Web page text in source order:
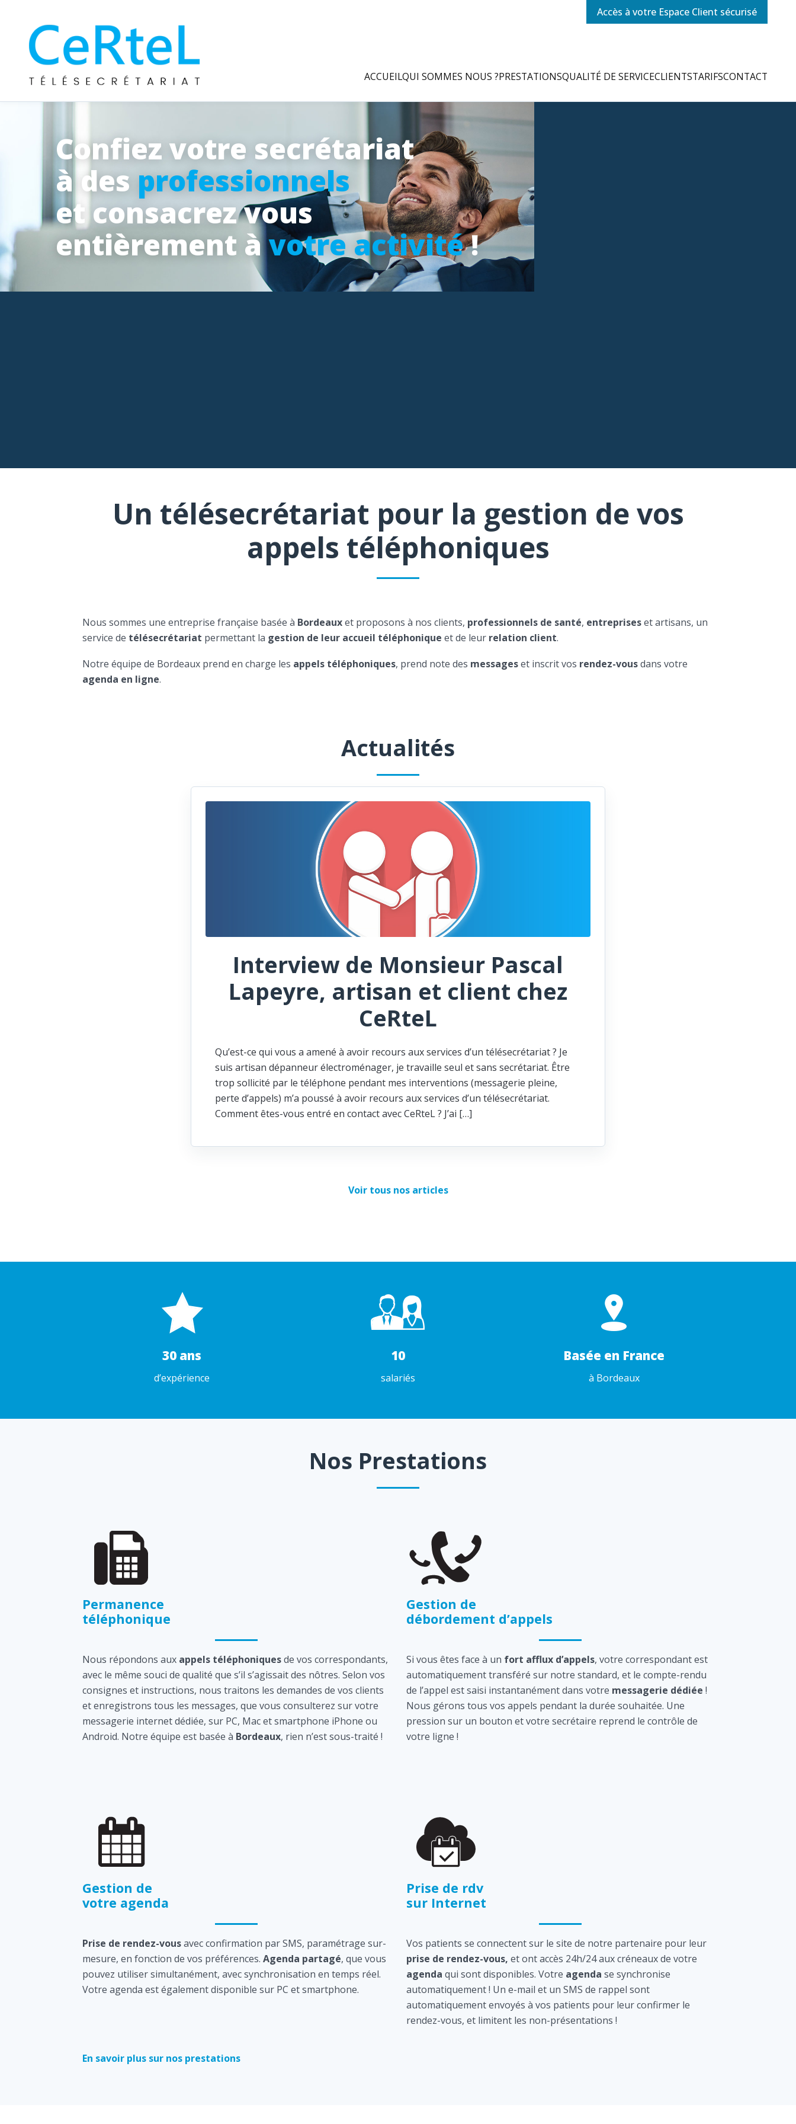
Accès à votre Espace Client sécurisé
ACCUEILQUI SOMMES NOUS ?PRESTATIONSQUALITÉ DE SERVICECLIENTSTARIFSCONTACT
Confiez votre secrétariat
à des professionnels
et consacrez vous
entièrement àvotre activité!
Un télésecrétariat pour la gestion de vos
appels téléphoniques
Nous sommes une entreprise française basée à Bordeauxet proposons à nos clients, professionnels de santé, entrepriseset artisans, un
service de télésecrétariat permettant la gestion de leur accueil téléphonique et de leur relation client.
Notre équipe de Bordeaux prend en charge les appels téléphoniques, prend note des messageset inscrit vos rendez-vousdans votre
agenda en ligne.
Actualités
Interview de Monsieur Pascal
Lapeyre, artisan et client chez
CeRteL
Qu’est-ce qui vous a amené à avoir recours aux services d’un télésecrétariat ? Je
suis artisan dépanneur électroménager, je travaille seul et sans secrétariat. Être
trop sollicité par le téléphone pendant mes interventions (messagerie pleine,
perte d’appels) m’a poussé à avoir recours aux services d’un télésecrétariat.
Comment êtes-vous entré en contact avec CeRteL ? J’ai […]
Voir tous nos articles
30 ans
d’expérience
10
salariés
Basée en France
à Bordeaux
Nos Prestations
Permanence
téléphonique
Nous répondons aux appels téléphoniquesde vos correspondants,
avec le même souci de qualité que s’il s’agissait des nôtres. Selon vos
consignes et instructions, nous traitons les demandes de vos clients
et enregistrons tous les messages, que vous consulterez sur votre
messagerie internet dédiée, sur PC, Mac et smartphone iPhone ou
Android. Notre équipe est basée à Bordeaux, rien n’est sous-traité !
Gestion de
débordement d’appels
Si vous êtes face à un fort afflux d’appels, votre correspondant est
automatiquement transféré sur notre standard, et le compte-rendu
de l’appel est saisi instantanément dans votre messagerie dédiée !
Nous gérons tous vos appels pendant la durée souhaitée. Une
pression sur un bouton et votre secrétaire reprend le contrôle de
votre ligne !
Gestion de
votre agenda
Prise de rendez-vousavec confirmation par SMS, paramétrage sur-
mesure, en fonction de vos préférences. Agenda partagé, que vous
pouvez utiliser simultanément, avec synchronisation en temps réel.
Votre agenda est également disponible sur PC et smartphone.
Prise de rdv
sur Internet
Vos patients se connectent sur le site de notre partenaire pour leur
prise de rendez-vous, et ont accès 24h/24 aux créneaux de votre
agenda qui sont disponibles. Votre agenda se synchronise
automatiquement ! Un e-mail et un SMS de rappel sont
automatiquement envoyés à vos patients pour leur confirmer le
rendez-vous, et limitent les non-présentations !
En savoir plus sur nos prestations